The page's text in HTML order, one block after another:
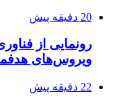
20 دقیقه پیش
رونمایی از
ویروس‌های
22 دقیقه پیش